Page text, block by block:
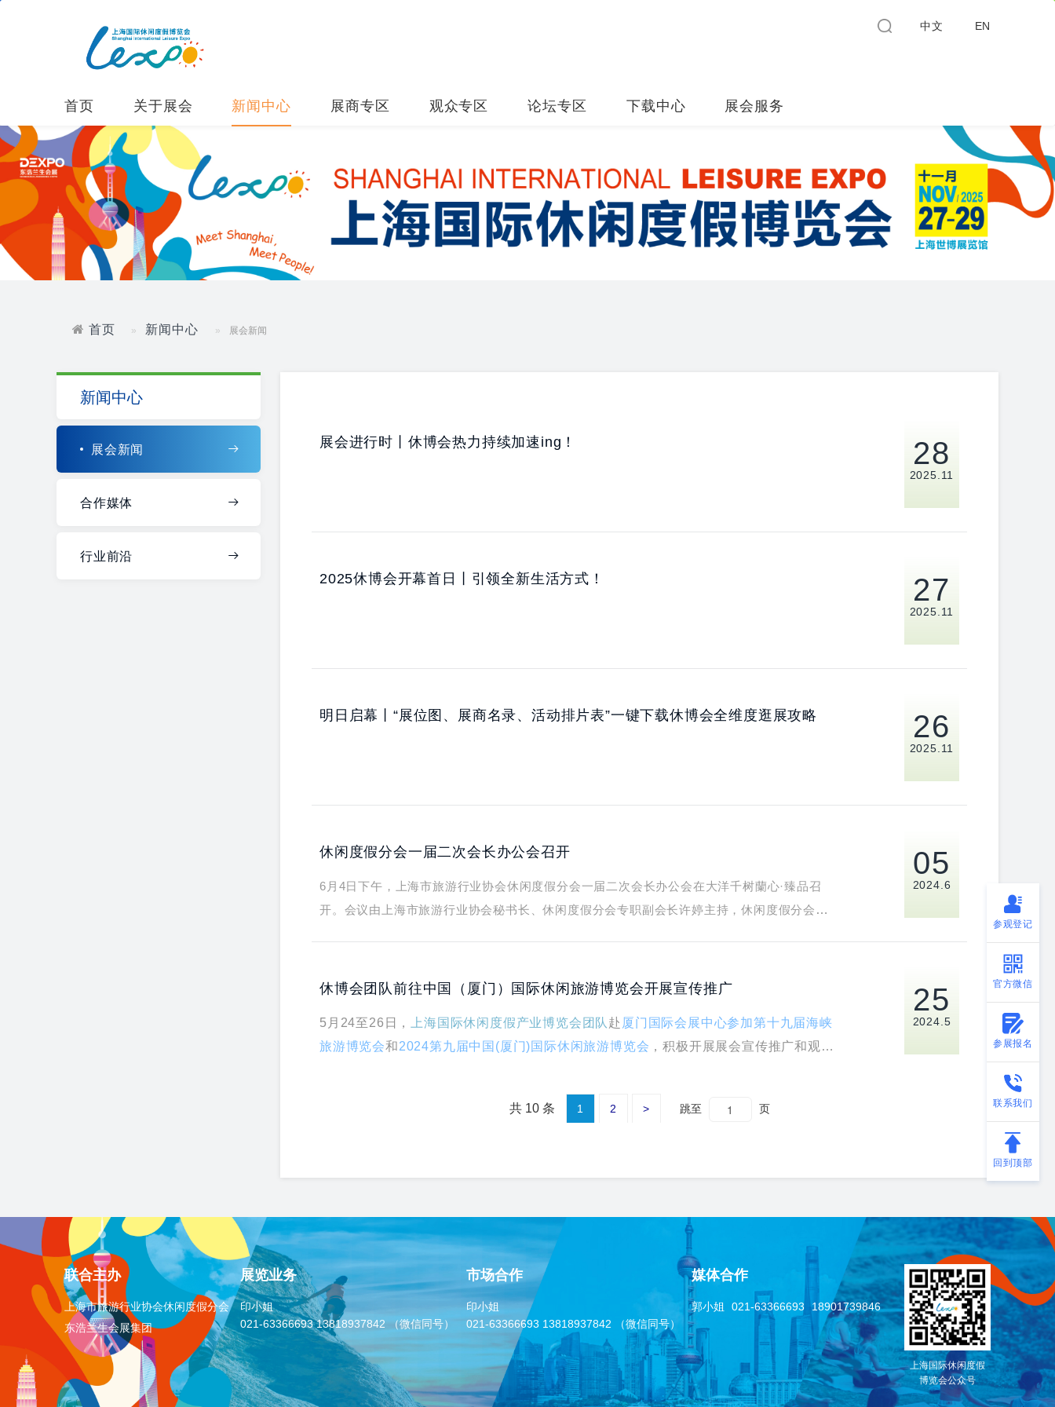
中文 EN
首页 关于展会 新闻中心 展商专区 观众专区 论坛专区 下载中心 展会服务
参观登记
官方微信
参展报名
联系我们
回到顶部
首页 新闻中心 展会新闻
新闻中心
展会新闻
合作媒体
行业前沿
展会进行时丨休博会热力持续加速ing！ 28
2025.11
2025休博会开幕首日丨引领全新生活方式！ 27
2025.11
明日启幕丨“展位图、展商名录、活动排片表”一键下载休博会全维度逛展攻略 26
2025.11
休闲度假分会一届二次会长办公会召开
6月4日下午，上海市旅游行业协会休闲度假分会一届二次会长办公会在大洋千树蘭心·臻品召
开。会议由上海市旅游行业协会秘书长、休闲度假分会专职副会长许婷主持，休闲度假分会会
05
2024.6
休博会团队前往中国（厦门）国际休闲旅游博览会开展宣传推广
5月24至26日， 上海国际休闲度假产业博览会团队 赴 厦门国际会展中心参加第十九届海峡
旅游博览会和2024第九届中国(厦门)国际休闲旅游博览会 ，积极开展展会宣传推广和观
25
2024.5
共 10 条 1 2 > 跳至 页
联合主办
上海市旅游行业协会休闲度假分会
东浩兰生会展集团
展览业务
印小姐
021-63366693 13818937842 （微信同号）
市场合作
印小姐
021-63366693 13818937842 （微信同号）
媒体合作
郭小姐 021-63366693 18901739846
上海国际休闲度假
博览会公众号